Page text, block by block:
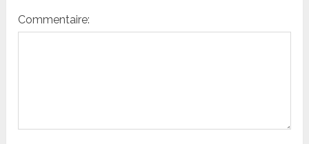
Commentaire: